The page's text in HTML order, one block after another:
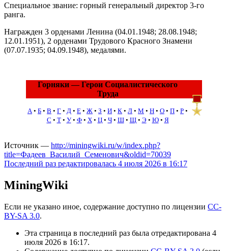
Специальное звание: горный генеральный директор 3-го
ранга.
Награжден 3 орденами Ленина (04.01.1948; 28.08.1948;
12.01.1951), 2 орденами Трудового Красного Знамени
(07.07.1935; 04.09.1948), медалями.
Горняки — Герои Социалистического
Труда
А• Б • В • Г • Д • Е • Ж • З • И • К • Л • М • Н • О • П • Р •
С • Т• У• Ф• Х• Ц• Ч• Ш• Щ• Э • Ю• Я
Источник — http://miningwiki.ru/w/index.php?
title=Фадеев_Василий_Семенович&oldid=70039
Последний раз редактировалась 4 июля 2026 в 16:17
MiningWiki
Если не указано иное, содержание доступно по лицензии CC-
BY-SA 3.0.
Эта страница в последний раз была отредактирована 4
июля 2026 в 16:17.